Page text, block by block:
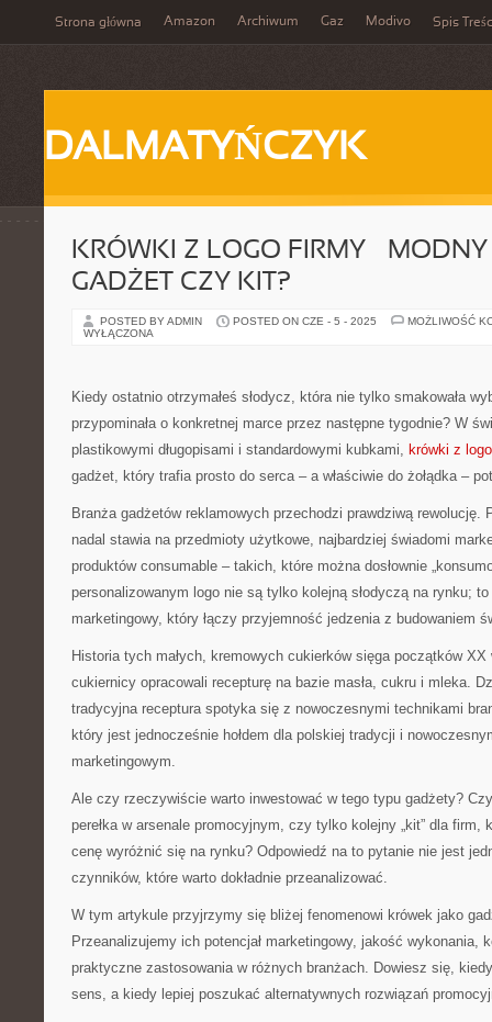
Strona główna Amazon Archiwum Gaz Modivo Spis
DALMATYŃCZYK
KRÓWKI Z LOGO FIRMY –
GADŻET CZY KIT?
POSTED BY ADMIN POSTED ON CZE - 5 - 2025
MOŻLIWOŚĆ
WYŁĄCZONA
Kiedy ostatnio otrzymałeś słodycz, która nie tylko smakowała
przypominała o konkretnej marce przez następne tygodnie? W
plastikowymi długopisami i standardowymi kubkami, krówki z logo
gadżet, który trafia prosto do serca – a właściwie do żołądka –
Branża gadżetów reklamowych przechodzi prawdziwą
nadal stawia na przedmioty użytkowe, najbardziej świadomi
produktów consumable – takich, które można dosłownie
personalizowanym logo nie są tylko kolejną słodyczą na rynku;
marketingowy, który łączy przyjemność jedzenia z budowaniem
Historia tych małych, kremowych cukierków sięga początków
cukiernicy opracowali recepturę na bazie masła, cukru i mleka.
tradycyjna receptura spotyka się z nowoczesnymi technikami
który jest jednocześnie hołdem dla polskiej tradycji i
marketingowym.
Ale czy rzeczywiście warto inwestować w tego typu gadżety?
perełka w arsenale promocyjnym, czy tylko kolejny „kit” dla firm,
cenę wyróżnić się na rynku? Odpowiedź na to pytanie nie jest
czynników, które warto dokładnie przeanalizować.
W tym artykule przyjrzymy się bliżej fenomenowi krówek jako
Przeanalizujemy ich potencjał marketingowy, jakość wykonania,
praktyczne zastosowania w różnych branżach. Dowiesz się,
sens, a kiedy lepiej poszukać alternatywnych rozwiązań